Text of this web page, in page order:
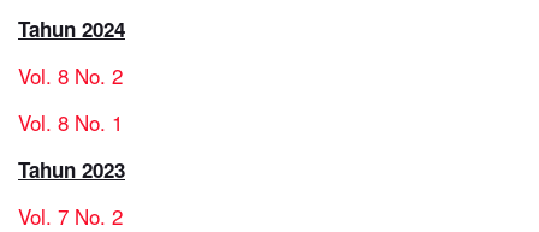
Tahun 2024
Vol. 8 No. 2
Vol. 8 No. 1
Tahun 2023
Vol. 7 No. 2